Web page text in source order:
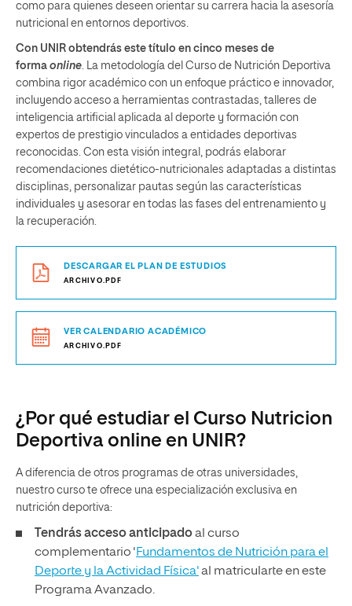
como para quienes deseen orientar su carrera hacia la asesoría
nutricional en entornos deportivos.
Con UNIR obtendrás este título en cinco meses de
forma online. La metodología del Curso de Nutrición Deportiva
combina rigor académico con un enfoque práctico e innovador,
incluyendo acceso a herramientas contrastadas, talleres de
inteligencia artificial aplicada al deporte y formación con
expertos de prestigio vinculados a entidades deportivas
reconocidas. Con esta visión integral, podrás elaborar
recomendaciones dietético-nutricionales adaptadas a distintas
disciplinas, personalizar pautas según las características
individuales y asesorar en todas las fases del entrenamiento y
la recuperación.
DESCARGAR EL PLAN DE ESTUDIOS
ARCHIVO.PDF
VER CALENDARIO ACADÉMICO
ARCHIVO.PDF
¿Por qué estudiar el Curso Nutricion
Deportiva online en UNIR?
A diferencia de otros programas de otras universidades,
nuestro curso te ofrece una especialización exclusiva en
nutrición deportiva:
Tendrás acceso anticipadoal curso
complementario 'Fundamentos de Nutrición para el
Deporte y la Actividad Física'al matricularte en este
Programa Avanzado.